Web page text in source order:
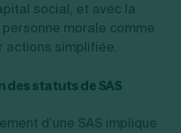
social, et avec la
morale comme
actions simplifiée.
des statuts de SAS
d’une SAS implique